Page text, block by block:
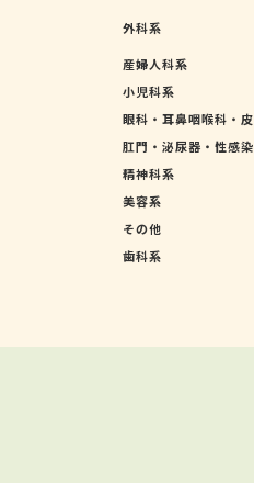
外科系
産婦人科系
小児科系
眼科・耳鼻咽喉科・
肛門・泌尿器・性感
精神科系
美容系
その他
歯科系